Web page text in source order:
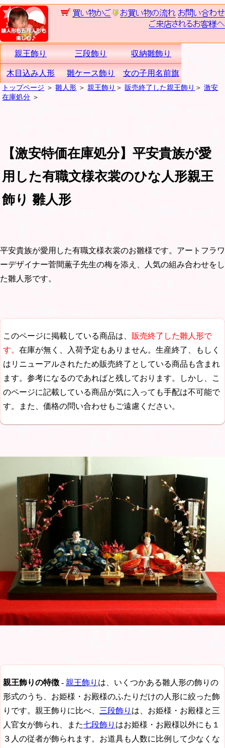
親王飾り 三段飾り 収納雛飾り
木目込み人形 雛ケース飾り 女の子用名前旗
トップページ ＞雛人形 ＞親王飾り ＞ 販売終了した親王飾り ＞激安
在庫処分 ＞
【激安特価在庫処分】平安貴族が愛
用した有職文様衣裳のひな人形親王
飾り 雛人形
平安貴族が愛用した有職文様衣裳のお雛様です。アートフラワ
ーデザイナー菅間薫子先生の梅を添え、人気の組み合わせをし
た雛人形です。
このページに掲載している商品は、 販売終了した雛人形で
す。 在庫が無く、入荷予定もありません。生産終了、もしく
はリニューアルされたため販売終了としている商品も含まれ
ます。参考になるのであればと残しております。しかし、こ
のページに記載している商品が気に入っても手配は不可能で
す。また、価格の問い合わせもご遠慮ください。
親王飾りの特徴 - 親王飾り は、いくつかある雛人形の飾りの
形式のうち、お姫様・お殿様のふたりだけの人形に絞った飾
りです。親王飾りに比べ、 三段飾り は、お姫様・お殿様と三
人官女が飾られ、また七段飾り はお姫様・お殿様以外にも１
３人の従者が飾られます。お道具も人数に比例して少なくな